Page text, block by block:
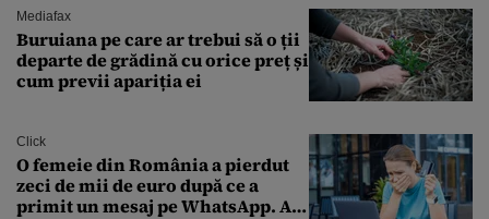
Mediafax
Buruiana pe care ar trebui să o ții
departe de grădină cu orice preț și
cum previi apariția ei
Click
O femeie din România a pierdut
zeci de mii de euro după ce a
primit un mesaj pe WhatsApp. A